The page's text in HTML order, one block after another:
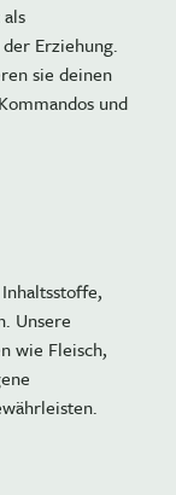
Erziehung.
sie deinen
und
Unsere
wie Fleisch,